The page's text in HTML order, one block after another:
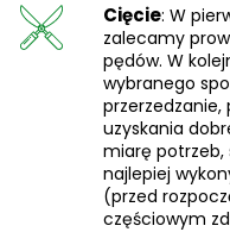
Cięcie: W
zalecamy
pędów. W
wybranego
przerzedzanie,
uzyskania
miarę potrzeb,
najlepiej
(przed
częściowym